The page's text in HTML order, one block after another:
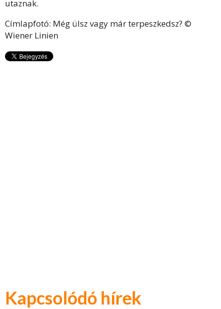
utaznak.
Címlapfotó: Még ülsz vagy már terpeszkedsz? ©
Wiener Linien
Kapcsolódó hírek